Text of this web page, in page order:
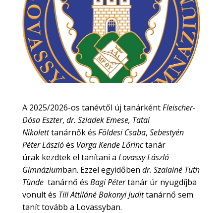
A 2025/2026-os tanévtől új tanárkéntFleischer-
Dósa Eszter, dr. Szladek Emese, Tatai
Nikoletttanárnők és Földesi Csaba, Sebestyén
Péter Lászlóés Varga Kende Lőrinctanár
úrak kezdtek el tanítani a Lovassy László
Gimnáziumban. Ezzel egyidőben dr. Szalainé Tüth
Tünde tanárnő és Bagi Pétertanár úr nyugdíjba
vonult és Till Attiláné Bakonyi Judittanárnő sem
tanít tovább a Lovassyban.